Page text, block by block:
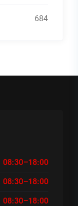
684
08:30–18:00
08:30–18:00
08:30–18:00